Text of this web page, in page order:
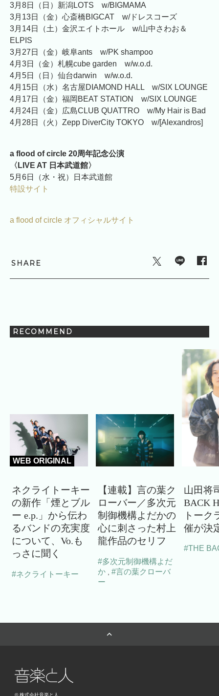
3月8日（日）新潟LOTS w/BIGMAMA
3月13日（金）心斎橋BIGCAT w/ドレスコーズ
3月14日（土）金沢エイトホール w/山中さわお＆
ELPIS
3月27日（金）岐阜ants w/PK shampoo
4月3日（金）札幌cube garden w/w.o.d.
4月5日（日）仙台darwin w/w.o.d.
4月15日（水）名古屋DIAMOND HALL w/SIX LOUNGE
4月17日（金）福岡BEAT STATION w/SIX LOUNGE
4月24日（金）広島CLUB QUATTRO w/My Hair is Bad
4月28日（火）Zepp DiverCity TOKYO w/[Alexandros]
a flood of circle 20周年記念公演
〈LIVE AT 日本武道館〉
5月6日（水・祝）日本武道館
特設サイト
a flood of circle オフィシャルサイト
SHARE
RECOMMEND
WEB ORIGINAL
ネクライトーキー
の新作「煙とブル
ー e.p.」から伝わ
るバンドの充実度
について、Vo.も
っさに聞く
#ネクライトーキー
【連載】言の葉ク
ローバー／多次元
制御機構よだかの
心に刺さった村上
龍作品のセリフ
#多次元制御機構よだ
か
#言の葉クローバ
ー
山田将
BACK
トーク
催が決
#THE
© 株式会社音楽と人